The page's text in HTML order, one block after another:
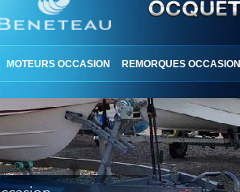
MOTEURS OCCASION REMORQUES OCCASION